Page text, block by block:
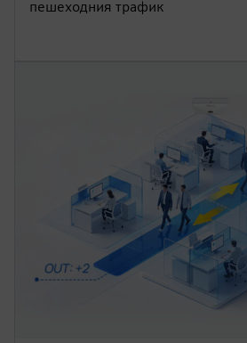
пешеходния трафик